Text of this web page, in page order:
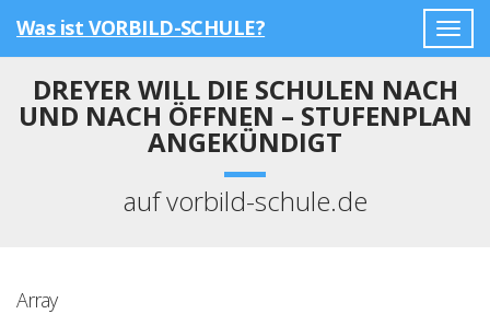
Was ist VORBILD-SCHULE?
DREYER WILL DIE SCHULEN NACH
UND NACH ÖFFNEN – STUFENPLAN
ANGEKÜNDIGT
auf vorbild-schule.de
Array